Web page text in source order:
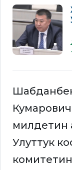
милдетин
Улуттук